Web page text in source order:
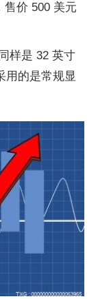
售价 500 美元
样是 32 英寸
用的是常规显